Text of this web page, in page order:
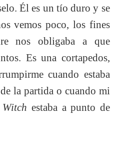
Él es un tío duro y se
vemos poco, los fines
nos obligaba a que
Es una cortapedos,
cuando estaba
la partida o cuando mi
estaba a punto de